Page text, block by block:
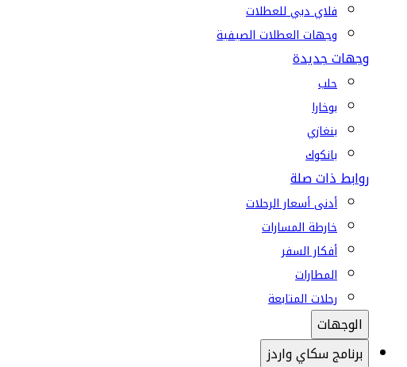
فلاي دبي للعطلات
وجهات العطلات الصيفية
وجهات جديدة
حلب
بوخارا
بنغازي
بانكوك
روابط ذات صلة
أدنى أسعار الرحلات
خارطة المسارات
أفكار السفر
المطارات
رحلات المتابعة
الوجهات
برنامج سكاي واردز